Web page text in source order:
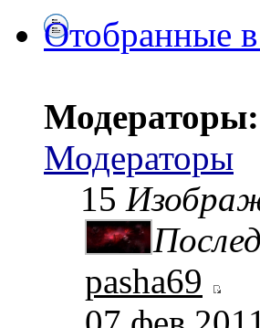
Отобранные
Модераторы:
Модераторы
15
pasha69